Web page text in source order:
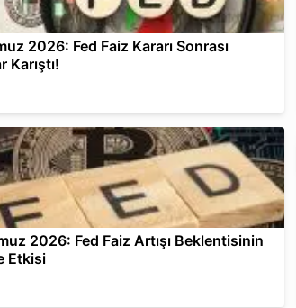
2026: Fed Faiz Kararı Sonrası
Karıştı!
2026: Fed Faiz Artışı Beklentisinin
Etkisi